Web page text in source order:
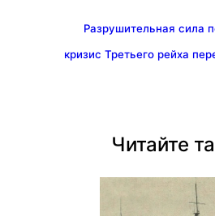
Разрушительная сила
кризис Третьего рейха
Читайте